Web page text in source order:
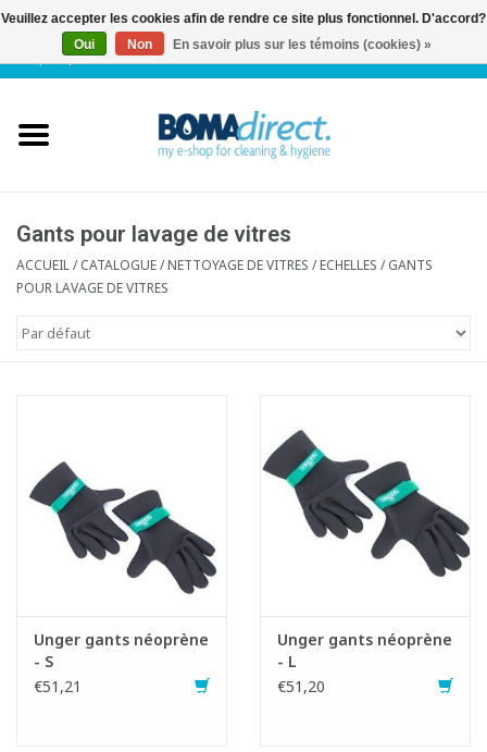
FR| 0 Articles
Service client
Blog
Gants pour lavage de vitres
ACCUEIL/CATALOGUE/NETTOYAGE DE VITRES / ECHELLES /GANTS
POUR LAVAGE DE VITRES
Unger gants néoprène
- S
€51,21
Unger gants néoprène
- L
€51,20
Veuillez accepter les cookies afin de rendre ce site plus fonctionnel. D'accord?
Oui
Non En savoir plus sur les témoins (cookies) »